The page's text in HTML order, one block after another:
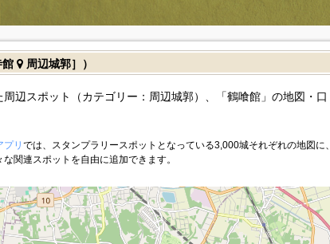
館 周辺城郭］）
辺スポット（カテゴリー：周辺城郭）、「鶴喰館」の地図・口
プリ では、スタンプラリースポットとなっている3,000城それぞれの地図に、
関連スポットを自由に追加できます。